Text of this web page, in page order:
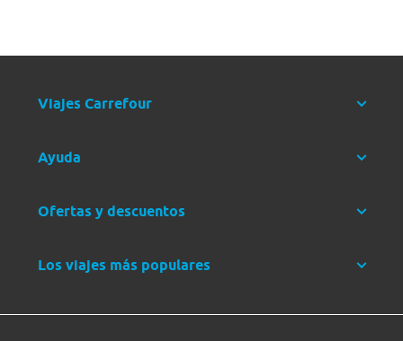
Viajes Carrefour
Ayuda
Ofertas y descuentos
Los viajes más populares